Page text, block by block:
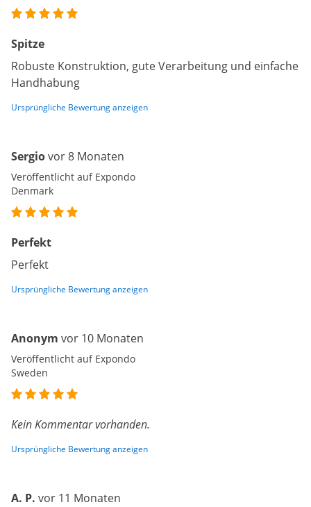
Spitze
Robuste Konstruktion, gute Verarbeitung und einfache
Handhabung
Ursprüngliche Bewertung anzeigen
Sergiovor 8 Monaten
Veröffentlicht auf Expondo
Denmark
Perfekt
Perfekt
Ursprüngliche Bewertung anzeigen
Anonym vor 10 Monaten
Veröffentlicht auf Expondo
Sweden
Kein Kommentar vorhanden.
Ursprüngliche Bewertung anzeigen
A. P. vor 11 Monaten